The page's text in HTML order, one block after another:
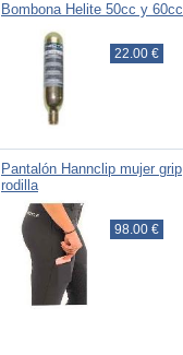
Bombona Helite 50cc y 60cc
22.00 €
Pantalón Hannclip mujer grip
rodilla
98.00 €